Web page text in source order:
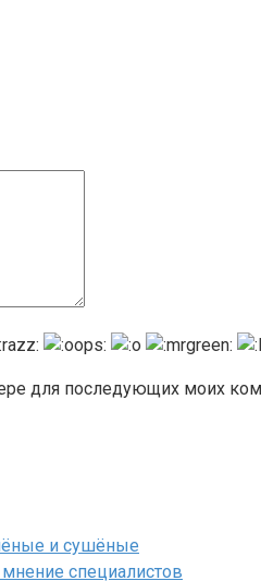
для последующих моих
и сушёные
специалистов